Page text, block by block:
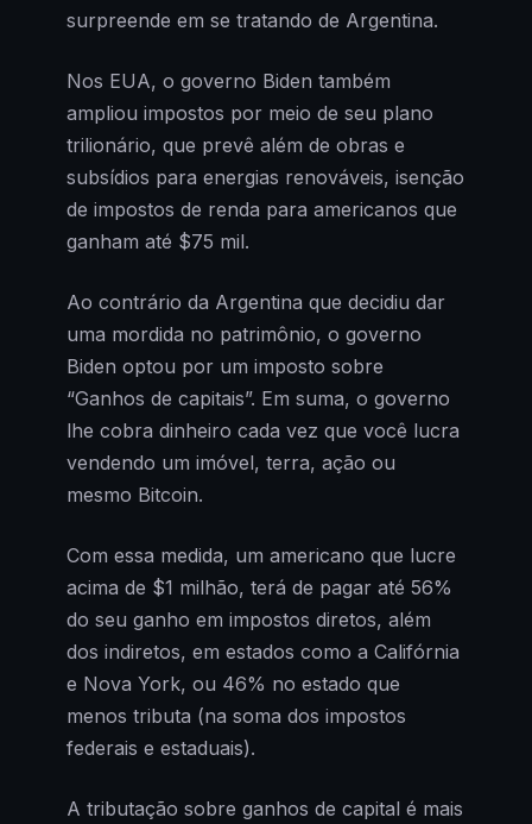
surpreende em se tratando de Argentina.
Nos EUA, o governo Biden também
ampliou impostos por meio de seu plano
trilionário, que prevê além de obras e
subsídios para energias renováveis, isenção
de impostos de renda para americanos que
ganham até $75 mil.
Ao contrário da Argentina que decidiu dar
uma mordida no patrimônio, o governo
Biden optou por um imposto sobre
“Ganhos de capitais”. Em suma, o governo
lhe cobra dinheiro cada vez que você lucra
vendendo um imóvel, terra, ação ou
mesmo Bitcoin.
Com essa medida, um americano que lucre
acima de $1 milhão, terá de pagar até 56%
do seu ganho em impostos diretos, além
dos indiretos, em estados como a Califórnia
e Nova York, ou 46% no estado que
menos tributa (na soma dos impostos
federais e estaduais).
A tributação sobre ganhos de capital é mais